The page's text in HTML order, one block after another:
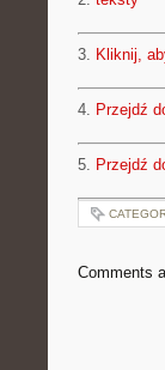
3. Kliknij,
4. Przejdź
5. Przejdź
Comments